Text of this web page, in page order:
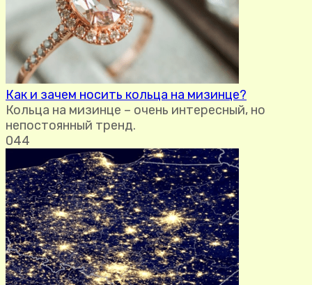
Как и зачем носить кольца на мизинце?
Кольца на мизинце – очень интересный, но
непостоянный тренд.
044